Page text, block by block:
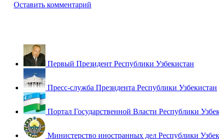
Оставить комментарий
Первый Президент Республики Узбекистан
Пресс-служба Президента Республики Узбекистан
Портал Государственной Власти Республики
Министерство иностранных дел Республики